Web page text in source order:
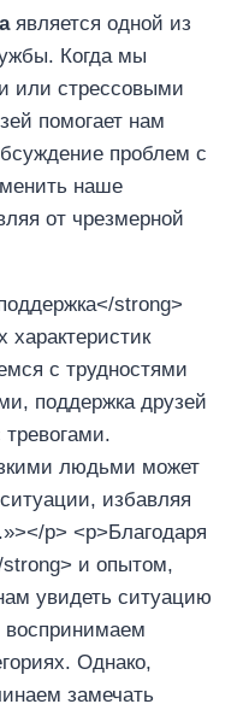
является одной из
Когда мы
или стрессовыми
помогает нам
проблем с
наше
от чрезмерной